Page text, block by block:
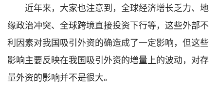
近年来，大家也注意到，全球经济增长乏力、地
缘政治冲突、全球跨境直接投资下行等，这些外部不
利因素对我国吸引外资的确造成了一定影响，但这些
影响主要反映在我国吸引外资的增量上的波动，对存
量外资的影响并不是很大。